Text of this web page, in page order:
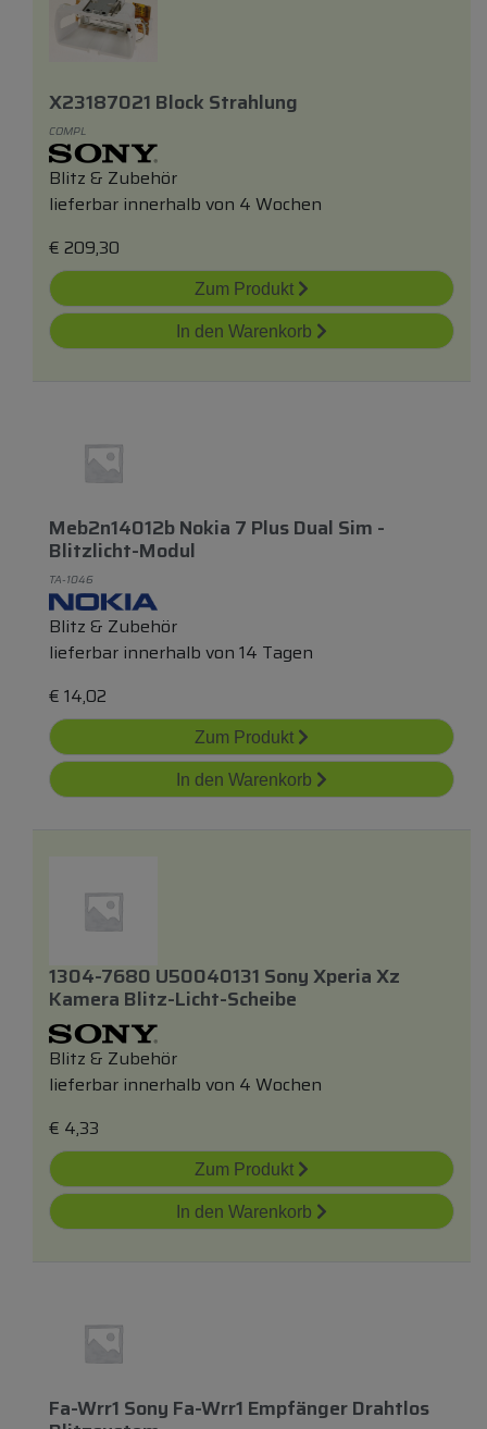
X23187021 Block Strahlung
COMPL
Blitz & Zubehör
lieferbar innerhalb von 4 Wochen
€ 209,30
Zum Produkt
In den Warenkorb
Meb2n14012b Nokia 7 Plus Dual Sim -
Blitzlicht-Modul
TA-1046
Blitz & Zubehör
lieferbar innerhalb von 14 Tagen
€ 14,02
Zum Produkt
In den Warenkorb
1304-7680 U50040131 Sony Xperia Xz
Kamera Blitz-Licht-Scheibe
Blitz & Zubehör
lieferbar innerhalb von 4 Wochen
€ 4,33
Zum Produkt
In den Warenkorb
Fa-Wrr1 Sony Fa-Wrr1 Empfänger Drahtlos